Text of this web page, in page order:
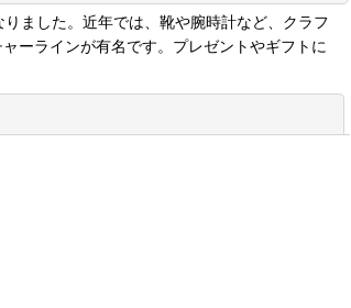
ました。近年では、靴や腕時計など、クラフ
ーラインが有名です。プレゼントやギフトに